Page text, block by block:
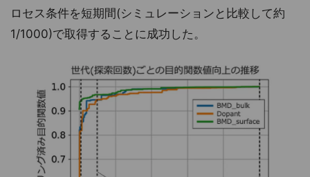
ロセス条件を短期間(シミュレーションと比較して約
1/1000)で取得することに成功した。